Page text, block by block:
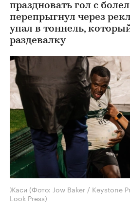
праздновать гол с
перепрыгнул через
упал в тоннель,
раздевалку
Жаси (Фото: Jow Baker / Keystone
Look Press)